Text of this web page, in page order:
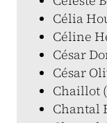
Célia
Céline
César
César
Chaillot
Chantal